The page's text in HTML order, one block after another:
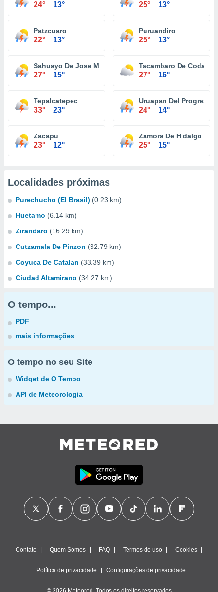
24° 13° 25° 13°
Patzcuaro
22° 13°
Puruandiro
25° 13°
Sahuayo De Jose Maria Morelos
27° 15°
Tacambaro De Codallos
27° 16°
Tepalcatepec
33° 23°
Uruapan Del Progreso
24° 14°
Zacapu
23° 12°
Zamora De Hidalgo
25° 15°
Localidades próximas
Purechucho (El Brasil) (0.23 km)
Huetamo (6.14 km)
Zirandaro (16.29 km)
Cutzamala De Pinzon (32.79 km)
Coyuca De Catalan (33.39 km)
Ciudad Altamirano (34.27 km)
O tempo...
PDF
mais informações
O tempo no seu Site
Widget de O Tempo
API de Meteorologia
Contato Quem Somos FAQ Termos de uso Cookies
Política de privacidade Configurações de privacidade
© 2026 Meteored. Todos os direitos reservados